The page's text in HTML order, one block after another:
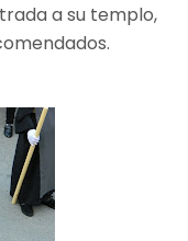
a su templo,